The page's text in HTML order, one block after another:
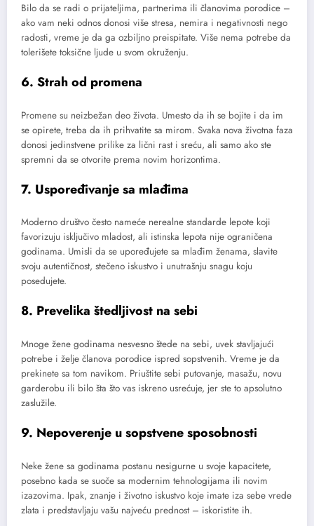
Bilo da se radi o prijateljima, partnerima ili članovima porodice –
ako vam neki odnos donosi više stresa, nemira i negativnosti nego
radosti, vreme je da ga ozbiljno preispitate. Više nema potrebe da
tolerišete toksične ljude u svom okruženju.
6. Strah od promena
Promene su neizbežan deo života. Umesto da ih se bojite i da im
se opirete, treba da ih prihvatite sa mirom. Svaka nova životna faza
donosi jedinstvene prilike za lični rast i sreću, ali samo ako ste
spremni da se otvorite prema novim horizontima.
7. Uspoređivanje sa mlađima
Moderno društvo često nameće nerealne standarde lepote koji
favorizuju isključivo mladost, ali istinska lepota nije ograničena
godinama. Umisli da se upoređujete sa mlađim ženama, slavite
svoju autentičnost, stečeno iskustvo i unutrašnju snagu koju
posedujete.
8. Prevelika štedljivost na sebi
Mnoge žene godinama nesvesno štede na sebi, uvek stavljajući
potrebe i želje članova porodice ispred sopstvenih. Vreme je da
prekinete sa tom navikom. Priuštite sebi putovanje, masažu, novu
garderobu ili bilo šta što vas iskreno usrećuje, jer ste to apsolutno
zaslužile.
9. Nepoverenje u sopstvene sposobnosti
Neke žene sa godinama postanu nesigurne u svoje kapacitete,
posebno kada se suoče sa modernim tehnologijama ili novim
izazovima. Ipak, znanje i životno iskustvo koje imate iza sebe vrede
zlata i predstavljaju vašu najveću prednost – iskoristite ih.